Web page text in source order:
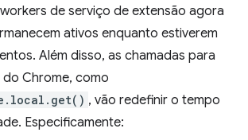
de serviço de extensão agora
ativos enquanto estiverem
Além disso, as chamadas para
Chrome, como
, vão redefinir o tempo
Especificamente: